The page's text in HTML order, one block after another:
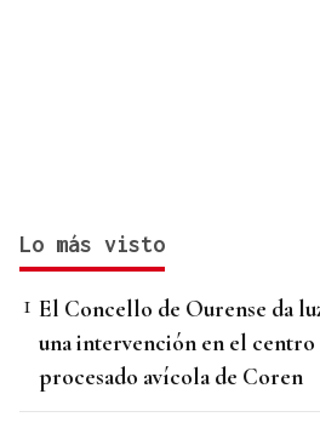
Lo más visto
El Concello de Ourense da
una intervención en el centro
procesado avícola de Coren